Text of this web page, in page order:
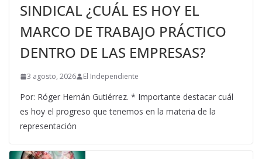
SINDICAL ¿CUÁL ES HOY EL
MARCO DE TRABAJO PRÁCTICO
DENTRO DE LAS EMPRESAS?
3 agosto, 2026 El Independiente
Por: Róger Hernán Gutiérrez. * Importante destacar cuál
es hoy el progreso que tenemos en la materia de la
representación